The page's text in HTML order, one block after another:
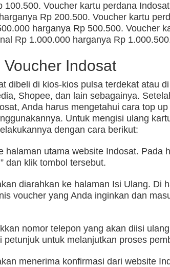
100.500. Voucher kartu perdana
Rp 200.500. Voucher kartu
harganya Rp 500.500. Voucher
Rp 1.000.000 harganya Rp
Voucher Indosat
dibeli di kios-kios pulsa terdekat atau
Shopee, dan lain sebagainya.
Anda harus mengetahui cara top
Untuk mengisi ulang
dengan cara berikut:
halaman utama website Indosat. Pada
dan klik tombol tersebut.
diarahkan ke halaman Isi Ulang. Di
voucher yang Anda inginkan dan
nomor telepon yang akan diisi
petunjuk untuk melanjutkan proses
menerima konfirmasi dari website